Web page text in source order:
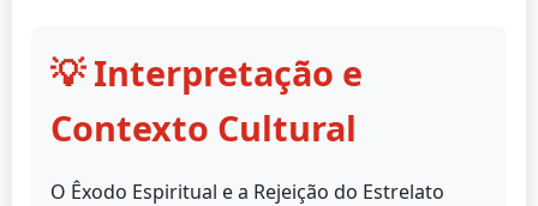
💡 Interpretação e
Contexto Cultural
O Êxodo Espiritual e a Rejeição do Estrelato